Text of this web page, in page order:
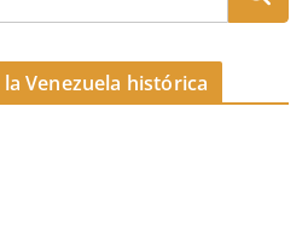
Venezuela histórica